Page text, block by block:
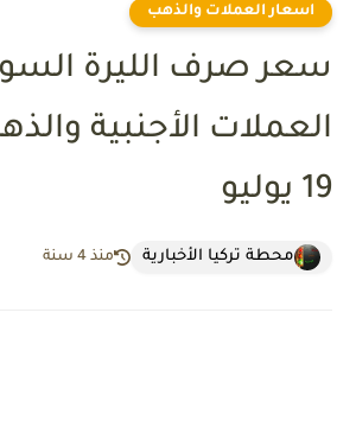
اسعار العملات والذهب
سعر صرف الليرة
العملات الأجنبية
19 يوليو
محطة تركيا الأخبارية منذ 4 سنة